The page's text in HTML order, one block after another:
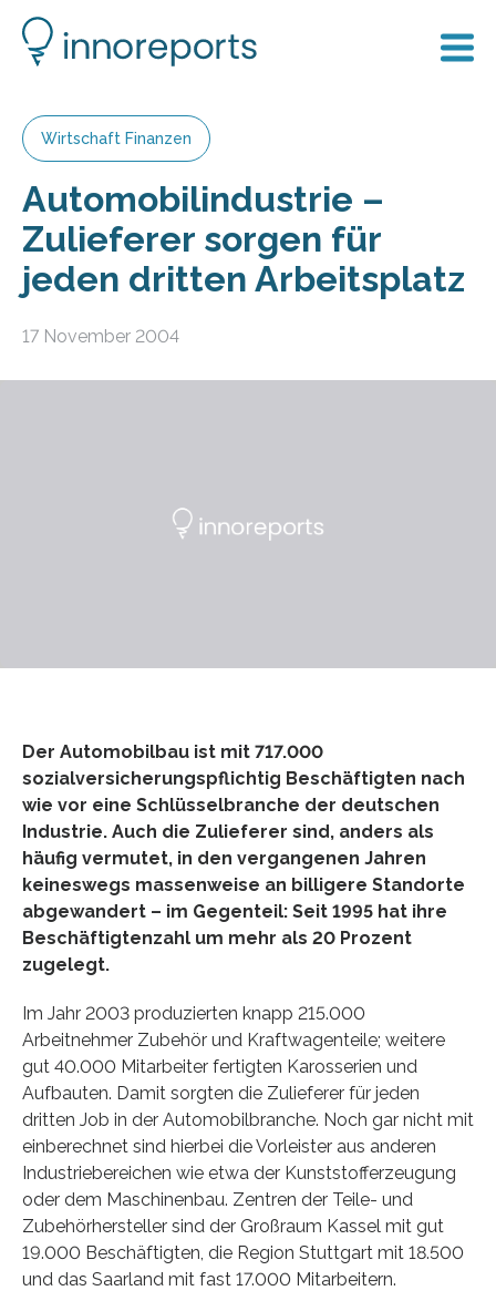
Wirtschaft Finanzen
Automobilindustrie –
Zulieferer sorgen für
jeden dritten Arbeitsplatz
17 November 2004
Der Automobilbau ist mit 717.000
sozialversicherungspflichtig Beschäftigten nach
wie vor eine Schlüsselbranche der deutschen
Industrie. Auch die Zulieferer sind, anders als
häufig vermutet, in den vergangenen Jahren
keineswegs massenweise an billigere Standorte
abgewandert – im Gegenteil: Seit 1995 hat ihre
Beschäftigtenzahl um mehr als 20 Prozent
zugelegt.
Im Jahr 2003 produzierten knapp 215.000
Arbeitnehmer Zubehör und Kraftwagenteile; weitere
gut 40.000 Mitarbeiter fertigten Karosserien und
Aufbauten. Damit sorgten die Zulieferer für jeden
dritten Job in der Automobilbranche. Noch gar nicht mit
einberechnet sind hierbei die Vorleister aus anderen
Industriebereichen wie etwa der Kunststofferzeugung
oder dem Maschinenbau. Zentren der Teile- und
Zubehörhersteller sind der Großraum Kassel mit gut
19.000 Beschäftigten, die Region Stuttgart mit 18.500
und das Saarland mit fast 17.000 Mitarbeitern.